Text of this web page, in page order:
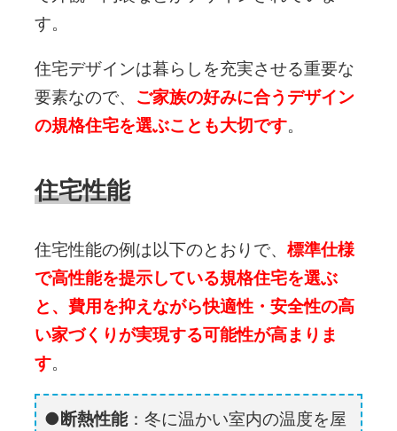
す。
住宅デザインは暮らしを充実させる重要な
要素なので、 ご家族の好みに合うデザイン
の規格住宅を選ぶことも大切です。
住宅性能
住宅性能の例は以下のとおりで、 標準仕様
で高性能を提示している規格住宅を選ぶ
と、費用を抑えながら快適性・安全性の高
い家づくりが実現する可能性が高まりま
す。
断熱性能：冬に温かい室内の温度を屋